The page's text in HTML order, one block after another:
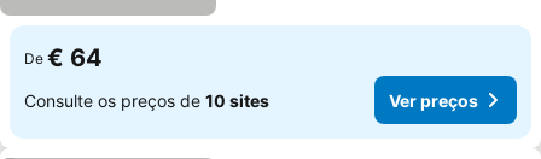
De € 64
Consulte os preços de 10 sites Ver preços